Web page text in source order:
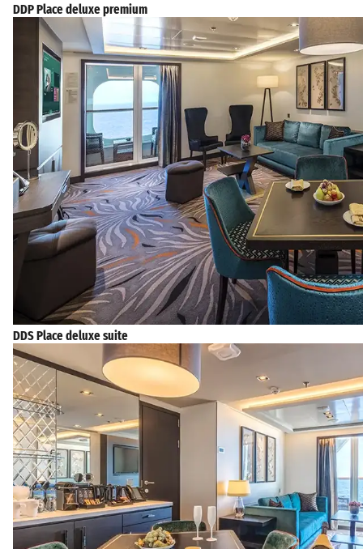
DDP Place deluxe premium
DDS Place deluxe suite